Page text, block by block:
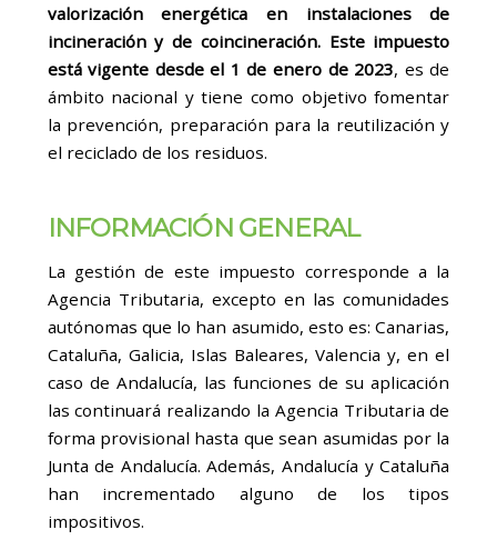
valorización energética en instalaciones de
incineración y de coincineración. Este impuesto
está vigente desde el 1 de enero de 2023, es de
ámbito nacional y tiene como objetivo fomentar
la prevención, preparación para la reutilización y
el reciclado de los residuos.
INFORMACIÓN GENERAL
La gestión de este impuesto corresponde a la
Agencia Tributaria, excepto en las comunidades
autónomas que lo han asumido, esto es: Canarias,
Cataluña, Galicia, Islas Baleares, Valencia y, en el
caso de Andalucía, las funciones de su aplicación
las continuará realizando la Agencia Tributaria de
forma provisional hasta que sean asumidas por la
Junta de Andalucía. Además, Andalucía y Cataluña
han incrementado alguno de los tipos
impositivos.